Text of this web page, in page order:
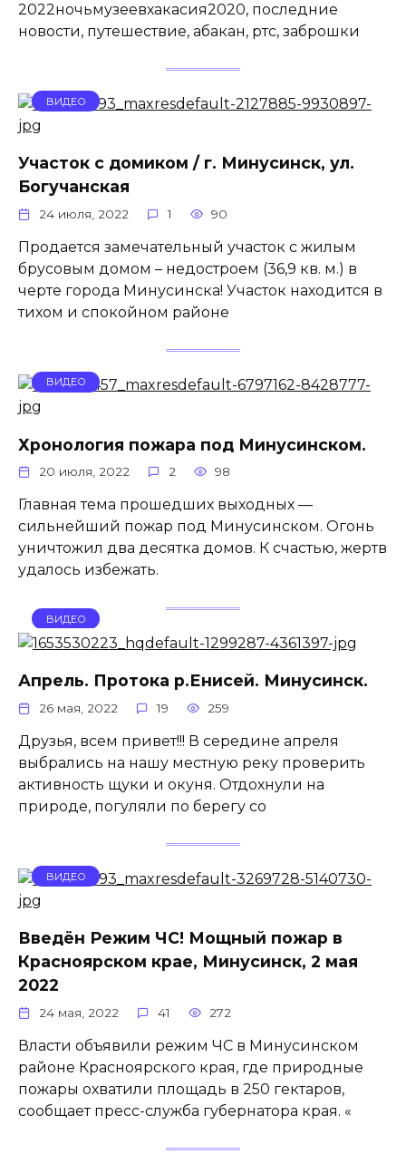
2022ночьмузеевхакасия2020, последние
новости, путешествие, абакан, ртс, заброшки
ВИДЕО
Участок с домиком / г. Минусинск, ул.
Богучанская
24 июля, 2022 1 90
Продается замечательный участок с жилым
брусовым домом – недостроем (36,9 кв. м.) в
черте города Минусинска! Участок находится в
тихом и спокойном районе
ВИДЕО
Хронология пожара под Минусинском.
20 июля, 2022 2 98
Главная тема прошедших выходных —
сильнейший пожар под Минусинском. Огонь
уничтожил два десятка домов. К счастью, жертв
удалось избежать.
ВИДЕО
Апрель. Протока р.Енисей. Минусинск.
26 мая, 2022 19 259
Друзья, всем привет!!! В середине апреля
выбрались на нашу местную реку проверить
активность щуки и окуня. Отдохнули на
природе, погуляли по берегу со
ВИДЕО
Введён Режим ЧС! Мощный пожар в
Красноярском крае, Минусинск, 2 мая
2022
24 мая, 2022 41 272
Власти объявили режим ЧС в Минусинском
районе Красноярского края, где природные
пожары охватили площадь в 250 гектаров,
сообщает пресс-служба губернатора края. «